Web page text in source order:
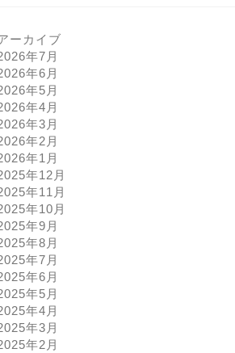
ーカイブ
年7月
年6月
年5月
年4月
年3月
年2月
年1月
年12月
年11月
年10月
年9月
年8月
年7月
年6月
年5月
年4月
年3月
年2月